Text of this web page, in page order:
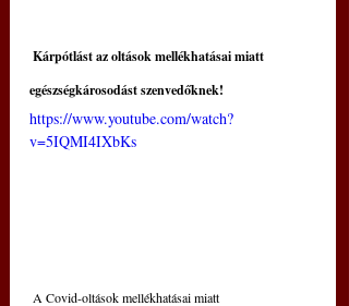
egészségkárosodást szenvedőknek!
https://www.youtube.com/watch?
v=5IQMI4IXbKs